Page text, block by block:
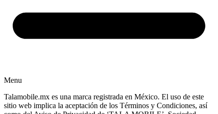
Menu
Talamobile.mx es una marca registrada en México. El uso de este
sitio web implica la aceptación de los Términos y Condiciones, así